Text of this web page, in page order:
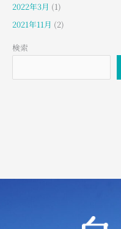
2022年3月 (1)
2021年11月 (2)
検索